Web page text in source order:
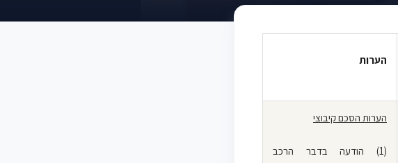
הערות
הערות הסכם קיבוצי
(1) הודעה בדבר הרכב